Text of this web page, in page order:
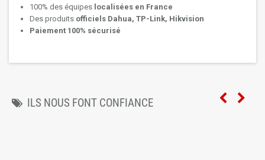
100% des équipes localisées en France
Des produits officiels Dahua, TP-Link, Hikvision
Paiement 100% sécurisé
ILS NOUS FONT CONFIANCE